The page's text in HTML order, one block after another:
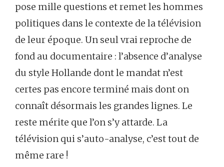
pose mille questions et remet les hommes
politiques dans le contexte de la télévision
de leur époque. Un seul vrai reproche de
fond au documentaire : l’absence d’analyse
du style Hollande dont le mandat n’est
certes pas encore terminé mais dont on
connaît désormais les grandes lignes. Le
reste mérite que l’on s’y attarde. La
télévision qui s’auto-analyse, c’est tout de
même rare !